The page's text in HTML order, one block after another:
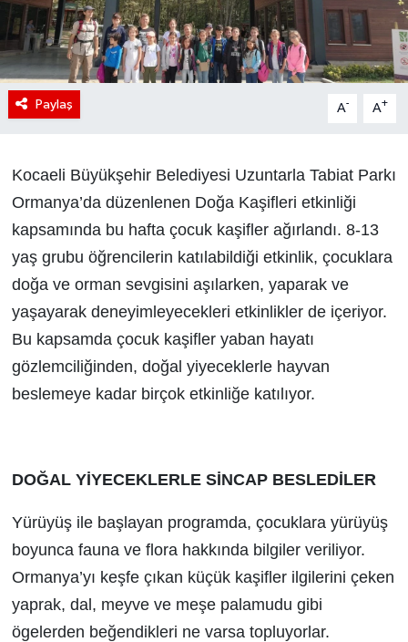
Paylaş A- A+
Kocaeli Büyükşehir Belediyesi Uzuntarla Tabiat Parkı
Ormanya’da düzenlenen Doğa Kaşifleri etkinliği
kapsamında bu hafta çocuk kaşifler ağırlandı. 8-13
yaş grubu öğrencilerin katılabildiği etkinlik, çocuklara
doğa ve orman sevgisini aşılarken, yaparak ve
yaşayarak deneyimleyecekleri etkinlikler de içeriyor.
Bu kapsamda çocuk kaşifler yaban hayatı
gözlemciliğinden, doğal yiyeceklerle hayvan
beslemeye kadar birçok etkinliğe katılıyor.
DOĞAL YİYECEKLERLE SİNCAP BESLEDİLER
Yürüyüş ile başlayan programda, çocuklara yürüyüş
boyunca fauna ve flora hakkında bilgiler veriliyor.
Ormanya’yı keşfe çıkan küçük kaşifler ilgilerini çeken
yaprak, dal, meyve ve meşe palamudu gibi
ögelerden beğendikleri ne varsa topluyorlar.